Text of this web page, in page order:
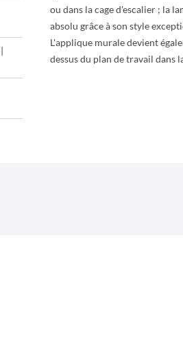
ou dans la cage d'escalier ; la
absolu grâce à son style
L'applique murale devient
dessus du plan de travail dans